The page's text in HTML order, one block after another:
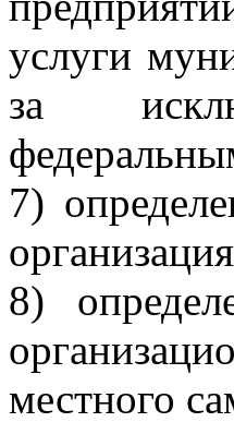
услуги
за
7)
8)
местного